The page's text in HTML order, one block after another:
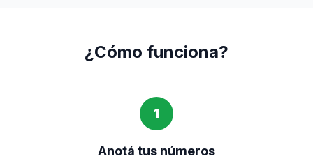
¿Cómo funciona?
1
Anotá tus números